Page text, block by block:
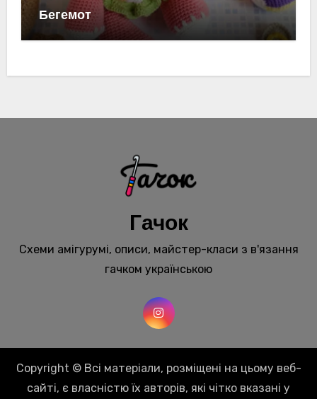
Бегемот
Гачок
Схеми амігурумі, описи, майстер-класи з в'язання
гачком українською
Copyright © Всі матеріали, розміщені на цьому веб-
сайті, є власністю їх авторів, які чітко вказані у